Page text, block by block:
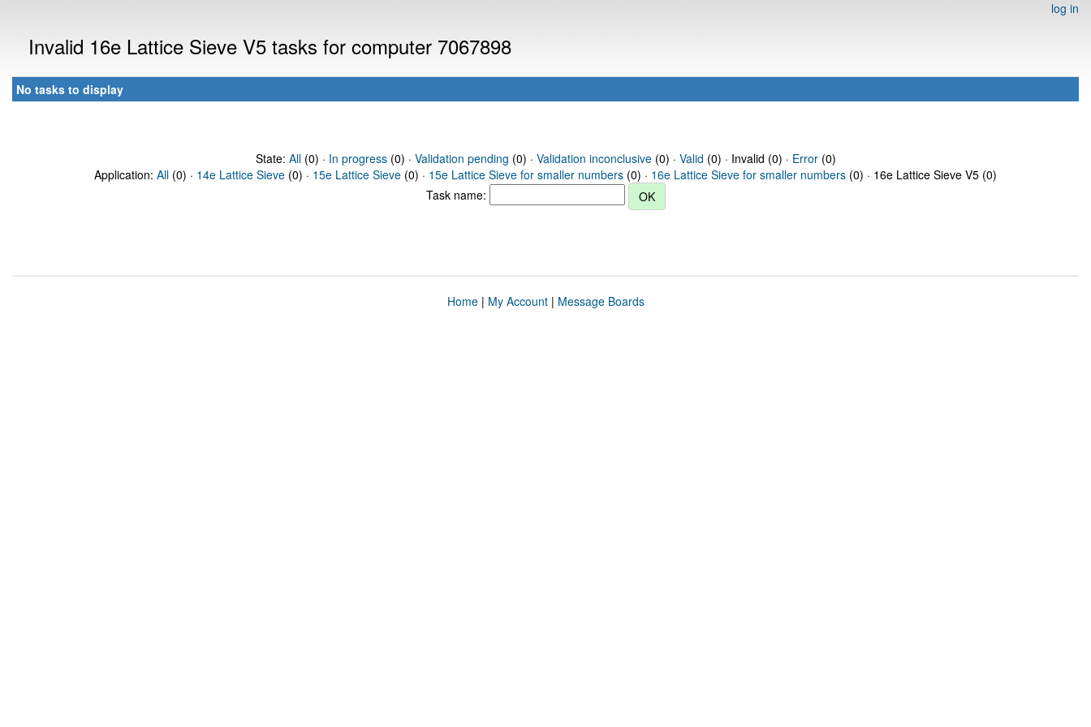
log in
Invalid 16e Lattice Sieve V5 tasks for computer 7067898
No tasks to display
State: All(0) · In progress(0) · Validation pending (0) · Validation inconclusive(0) · Valid (0) · Invalid (0) · Error(0)
Application: All (0) · 14e Lattice Sieve (0) · 15e Lattice Sieve (0) · 15e Lattice Sieve for smaller numbers (0) · 16e Lattice Sieve for smaller numbers (0) · 16e Lattice Sieve V5 (0)
Task name:
Home| My Account| Message Boards